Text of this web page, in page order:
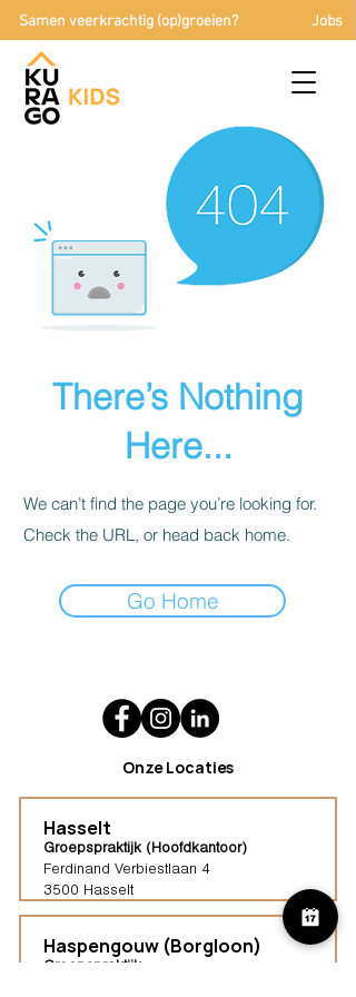
Samen veerkrachtig (op)groeien? Jobs
There’s Nothing
Here...
We can’t find the page you’re looking for.
Check the URL, or head back home.
Go Home
Onze Locaties
Hasselt
Groepspraktijk (Hoofdkantoor)
Ferdinand Verbiestlaan 4
3500 Hasselt
Haspengouw (Borgloon)